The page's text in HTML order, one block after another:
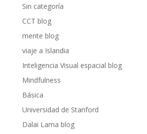
Sin categoría
CCT blog
mente blog
viaje a Islandia
Inteligencia Visual espacial blog
Mindfulness
Básica
Universidad de Stanford
Dalai Lama blog